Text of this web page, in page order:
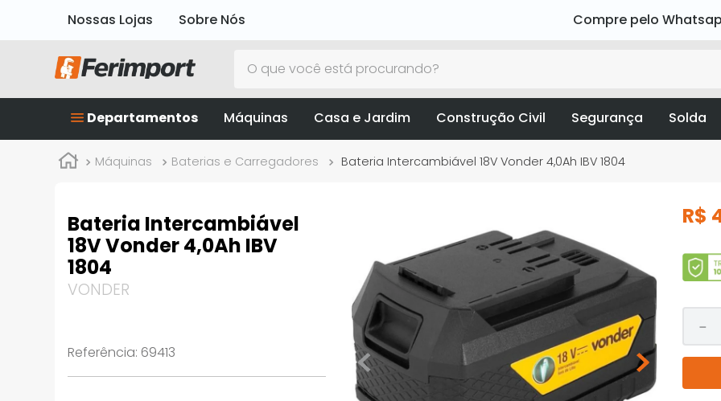
Nossas Lojas Sobre Nós Compre pelo
Departamentos Máquinas Casa e Jardim Construção Civil Segurança Solda
Máquinas Baterias e Carregadores Bateria Intercambiável 18V Vonder 4,0Ah IBV 1804
Bateria Intercambiável
18V Vonder 4,0Ah IBV
1804
VONDER
Referência: 69413
R$
－